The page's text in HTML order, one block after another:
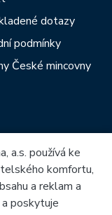
dotazy
podmínky
České mincovny
a.s. používá ke
komfortu,
a reklam a
poskytuje